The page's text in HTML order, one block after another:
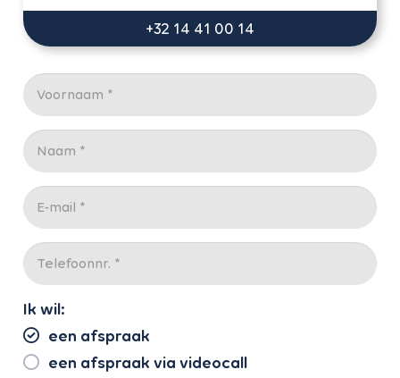
+32 14 41 00 14
Ik wil:
een afspraak
een afspraak via videocall